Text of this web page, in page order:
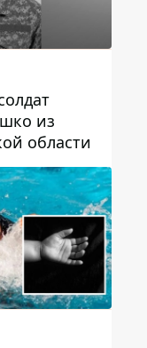
из
области